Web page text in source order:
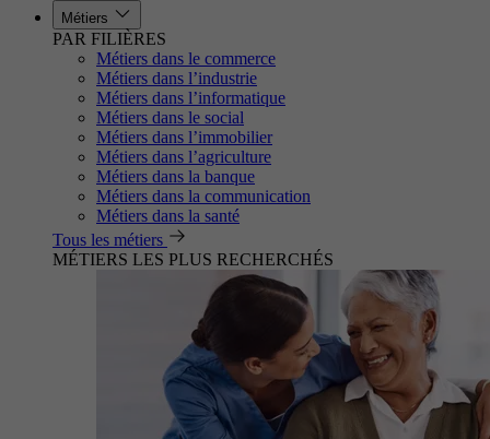
Métiers
PAR FILIÈRES
Métiers dans le commerce
Métiers dans l’industrie
Métiers dans l’informatique
Métiers dans le social
Métiers dans l’immobilier
Métiers dans l’agriculture
Métiers dans la banque
Métiers dans la communication
Métiers dans la santé
Tous les métiers
MÉTIERS LES PLUS RECHERCHÉS